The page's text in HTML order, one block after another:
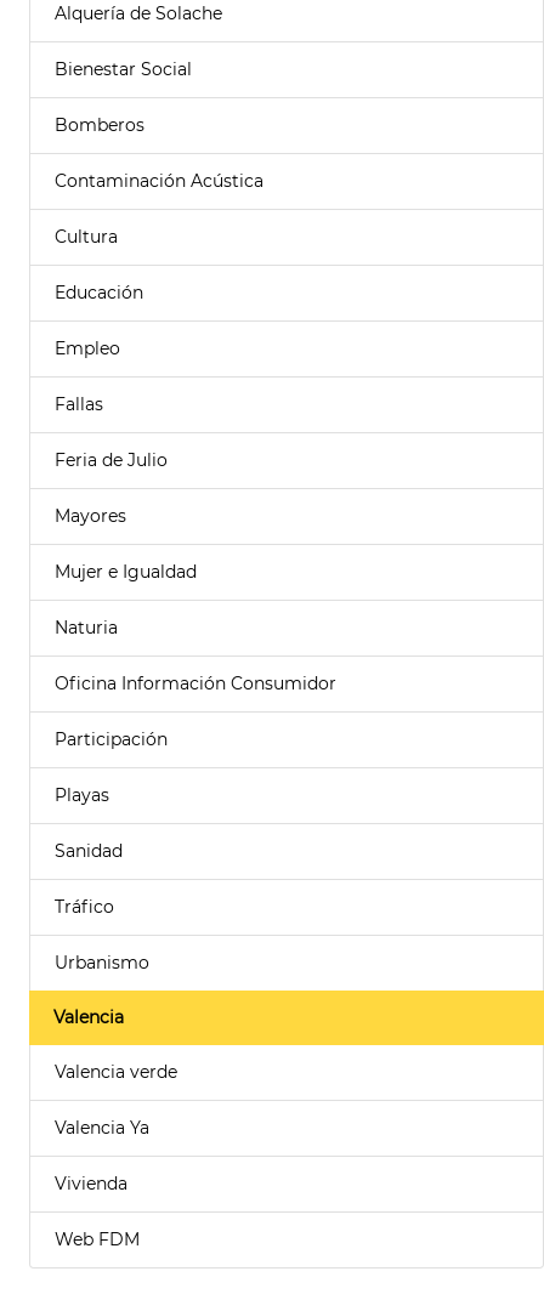
Alquería de Solache
Bienestar Social
Bomberos
Contaminación Acústica
Cultura
Educación
Empleo
Fallas
Feria de Julio
Mayores
Mujer e Igualdad
Naturia
Oficina Información Consumidor
Participación
Playas
Sanidad
Tráfico
Urbanismo
Valencia
Valencia verde
Valencia Ya
Vivienda
Web FDM